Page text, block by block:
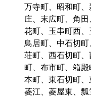
万寺町、昭和町
庄、末広町、角
花町、玉串町西、
鳥居町、中石切
荘町、西石切町
町、布市町、箱
本町、東石切町、
菱江、菱屋東、瓢